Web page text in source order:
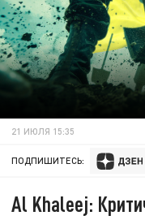
21 ИЮЛЯ 15:35
ПОДПИШИТЕСЬ:
Al Khaleej: